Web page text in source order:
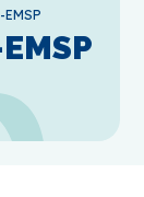
EMSP